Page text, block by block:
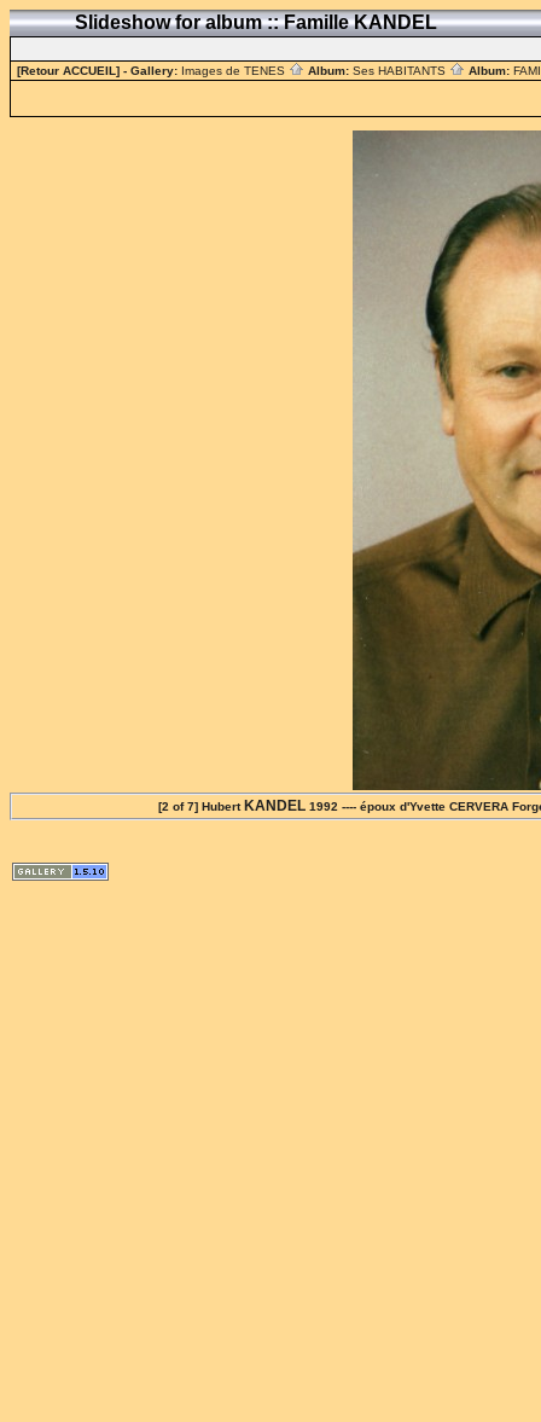
Slideshow for album :: Famille KANDEL
[Retour ACCUEIL] - Gallery: Images de TENES Album: Ses HABITANTS Album:
[2 of 7] Hubert KANDEL1992 ---- époux d'Yvette CERVERA